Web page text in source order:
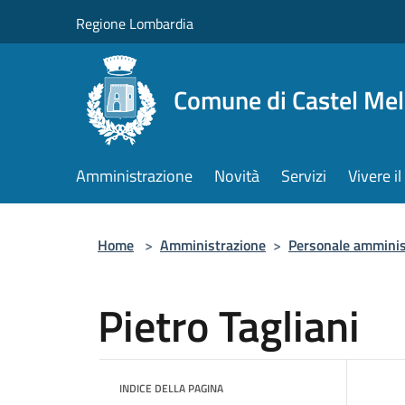
Regione Lombardia
Comune di Castel
Amministrazione Novità Servizi Vivere
Home > Amministrazione > Personale
Pietro Tagliani
INDICE DELLA PAGINA